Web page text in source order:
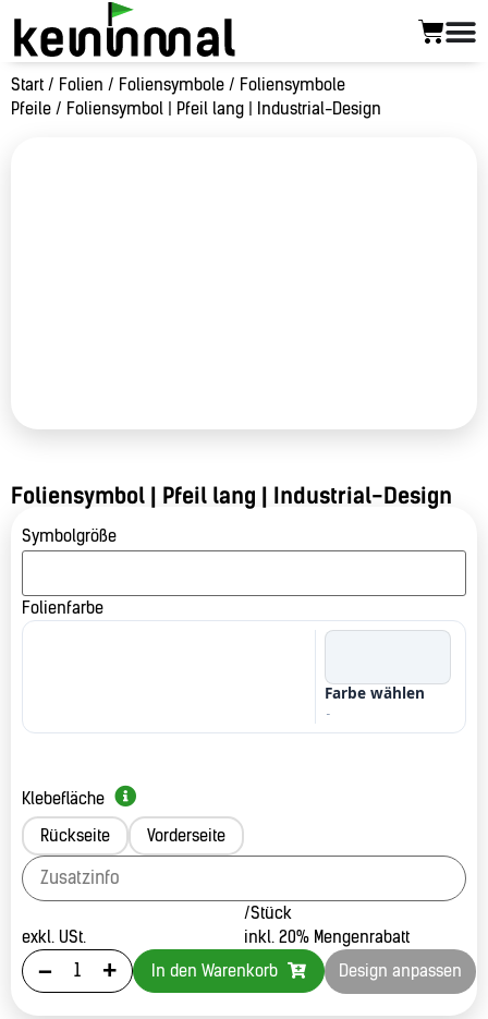
Start / Folien / Foliensymbole / Foliensymbole
Pfeile / Foliensymbol | Pfeil lang | Industrial-Design
Foliensymbol | Pfeil lang | Industrial-Design
/Stück
exkl. USt.
inkl. 20% Mengenrabatt
Symbolgröße
Folienfarbe
Farbe wählen
-
Klebefläche
Rückseite
Vorderseite
- + In den Warenkorb Design anpassen